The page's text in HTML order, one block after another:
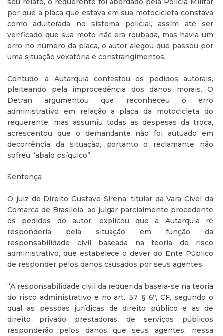
seu relato, o requerente foi abordado pela Polícia Militar
por que a placa que estava em sua motocicleta constava
como adulterada no sistema policial, assim até ser
verificado que sua moto não era roubada, mas havia um
erro no número da placa, o autor alegou que passou por
uma situação vexatória e constrangimentos.
Contudo, a Autarquia contestou os pedidos autorais,
pleiteando pela improcedência dos danos morais. O
Detran argumentou que reconheceu o erro
administrativo em relação a placa da motocicleta do
requerente, mas assumiu todas as despesas da troca,
acrescentou que o demandante não foi autuado em
decorrência da situação, portanto o reclamante não
sofreu “abalo psíquico”.
Sentença
O juiz de Direito Gustavo Sirena, titular da Vara Cível da
Comarca de Brasileia, ao julgar parcialmente procedente
os pedidos do autor, explicou que a Autarquia ré
responderia pela situação em função da
responsabilidade civil baseada na teoria do risco
administrativo, que estabelece o dever do Ente Público
de responder pelos danos causados por seus agentes.
“A responsabilidade civil da requerida baseia-se na teoria
do risco administrativo e no art. 37, § 6º, CF, segundo o
qual as pessoas jurídicas de direito público e as de
direito privado prestadoras de serviços públicos
responderão pelos danos que seus agentes, nessa